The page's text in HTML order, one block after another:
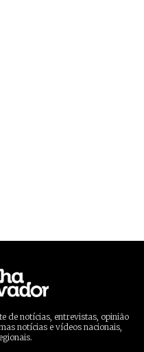
de notícias, entrevistas, opinião
notícias e vídeos nacionais,